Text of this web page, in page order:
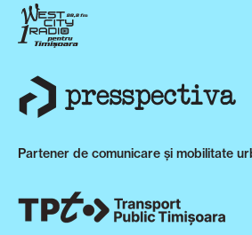
Partener de comunicare și mobilitate